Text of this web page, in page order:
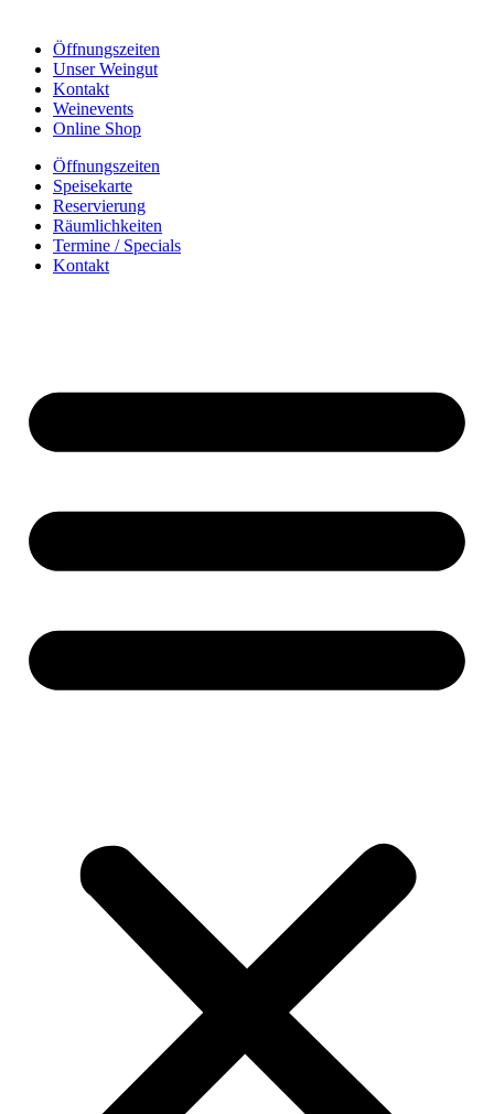
Öffnungszeiten
Unser Weingut
Kontakt
Weinevents
Online Shop
Öffnungszeiten
Speisekarte
Reservierung
Räumlichkeiten
Termine / Specials
Kontakt